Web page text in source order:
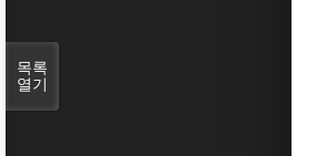
목록
열기